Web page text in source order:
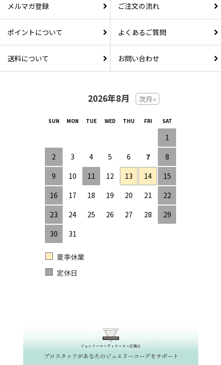
メルマガ登録
ポイントについて
送料について
ご注文の流れ
よくあるご質問
お問い合わせ
2026年8月 次月»
1
2
3 4 5 6 7
8
9
10 11 12 13 14
15
16
17 18 19 20 21
22
23
24 25 26 27 28
29
30
31
夏季休業
定休日